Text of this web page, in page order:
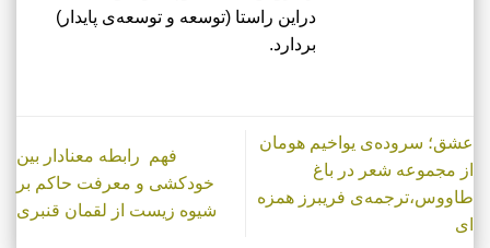
دراین راستا (توسعه و توسعه‌ی پایدار)
بردارد.
عشق؛ سروده‌­ی یواخیم هومان
از مجموعه شعر در باغ
طاووس،ترجمه‌ی فریبرز همزه­‌
ای
فهم رابطه معنادار بین
خودکشی و معرفت حاکم بر
شیوه زیست از لقمان قنبری